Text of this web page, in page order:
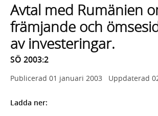
med
sökförslag
Avtal med Rumänien
främjande och
av investeringar.
SÖ 2003:2
Publicerad 01 januari 2003 Uppdaterad
Ladda ner: